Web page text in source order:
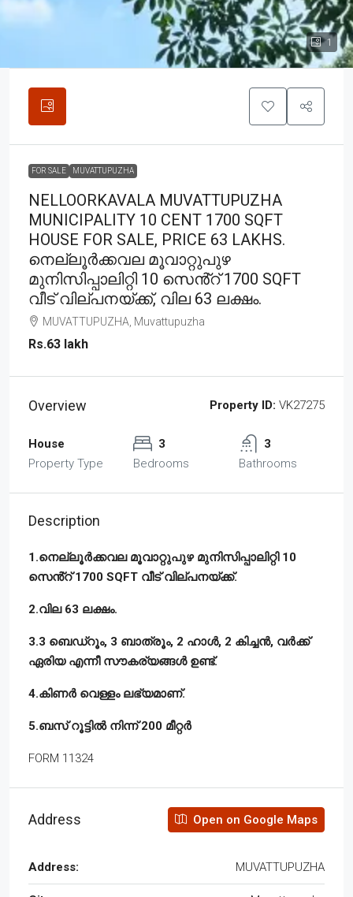
1
FOR SALE MUVATTUPUZHA
NELLOORKAVALA MUVATTUPUZHA
MUNICIPALITY 10 CENT 1700 SQFT
HOUSE FOR SALE, PRICE 63 LAKHS.
നെല്ലൂർക്കവല മൂവാറ്റുപുഴ
മുനിസിപ്പാലിറ്റി 10 സെൻ്റ് 1700 SQFT
വീട് വില്പനയ്ക്ക്, വില 63 ലക്ഷം.
MUVATTUPUZHA, Muvattupuzha
Rs.63 lakh
Overview Property ID: VK27275
House
Property Type
3
Bedrooms
3
Bathrooms
Description
1.നെല്ലൂർക്കവല മൂവാറ്റുപുഴ മുനിസിപ്പാലിറ്റി 10
സെൻ്റ് 1700 SQFT വീട് വില്പനയ്ക്ക്.
2.വില 63 ലക്ഷം.
3.3 ബെഡ്‌റൂം, 3 ബാത്രൂം, 2 ഹാൾ, 2 കിച്ചൻ, വർക്ക്‌
ഏരിയ എന്നീ സൗകര്യങ്ങൾ ഉണ്ട്.
4.കിണർ വെള്ളം ലഭ്യമാണ്.
5.ബസ് റൂട്ടിൽ നിന്ന് 200 മീറ്റർ
FORM 11324
Address Open on Google Maps
Address: MUVATTUPUZHA